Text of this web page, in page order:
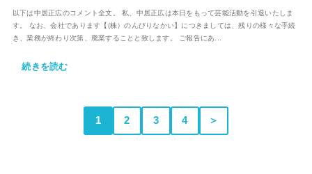
以下は中居正広のコメント全文。 私、中居正広は本日をもって芸能活動を引退いたしま
す。 なお、会社であります【(株）のんびりなかい】につきましては、残りの様々な手続
き、業務が終わり次第、廃業することと致します。 ご報告にあ...
続きを読む
1 2 3 4 ＞